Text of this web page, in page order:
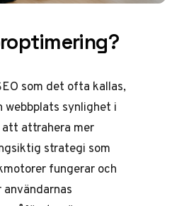
som det ofta kallas,
synlighet i
attrahera mer
strategi som
fungerar och